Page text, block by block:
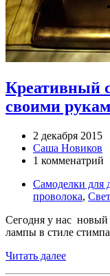
Креативный
своими
2 декабря 2015
Саша Новиков
1 комменатрий
Самоделки для
проволока, Свет
Сегодня у нас новый
лампы в стиле
Читать далее